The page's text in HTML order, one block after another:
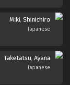
Miki, Shinichiro
Japanese
Taketatsu, Ayana
Japanese